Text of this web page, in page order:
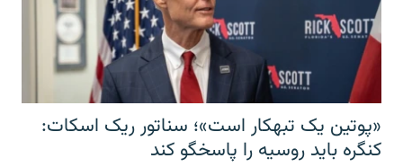
«پوتین یک تبهکار است»؛ سناتور ریک اسکات:
کنگره باید روسیه را پاسخگو کند